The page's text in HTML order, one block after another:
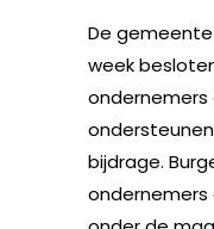
De
week
ondernemers
bijdrage.
ondernemers